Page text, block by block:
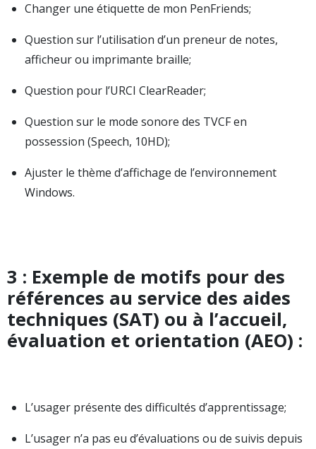
Changer une étiquette de mon PenFriends;
Question sur l’utilisation d’un preneur de notes,
afficheur ou imprimante braille;
Question pour l’URCI ClearReader;
Question sur le mode sonore des TVCF en
possession (Speech, 10HD);
Ajuster le thème d’affichage de l’environnement
Windows.
3 : Exemple de motifs pour des
références au service des aides
techniques (SAT) ou à l’accueil,
évaluation et orientation (AEO) :
L’usager présente des difficultés d’apprentissage;
L’usager n’a pas eu d’évaluations ou de suivis depuis